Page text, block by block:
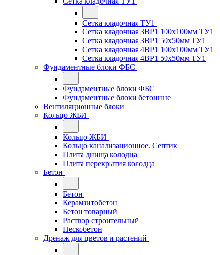
Сетка кладочная ТУ1
Сетка кладочная 3ВР1 100x100мм ТУ1
Сетка кладочная 3ВР1 50x50мм ТУ1
Сетка кладочная 4ВР1 100x100мм ТУ1
Сетка кладочная 4ВР1 50x50мм ТУ1
Фундаментные блоки ФБС
Фундаментные блоки ФБС
Фундаментные блоки бетонные
Вентиляционные блоки
Кольцо ЖБИ
Кольцо ЖБИ
Кольцо канализационное. Септик
Плита днища колодца
Плита перекрытия колодца
Бетон
Бетон
Керамзитобетон
Бетон товарный
Раствор строительный
Пескобетон
Дренаж для цветов и растений